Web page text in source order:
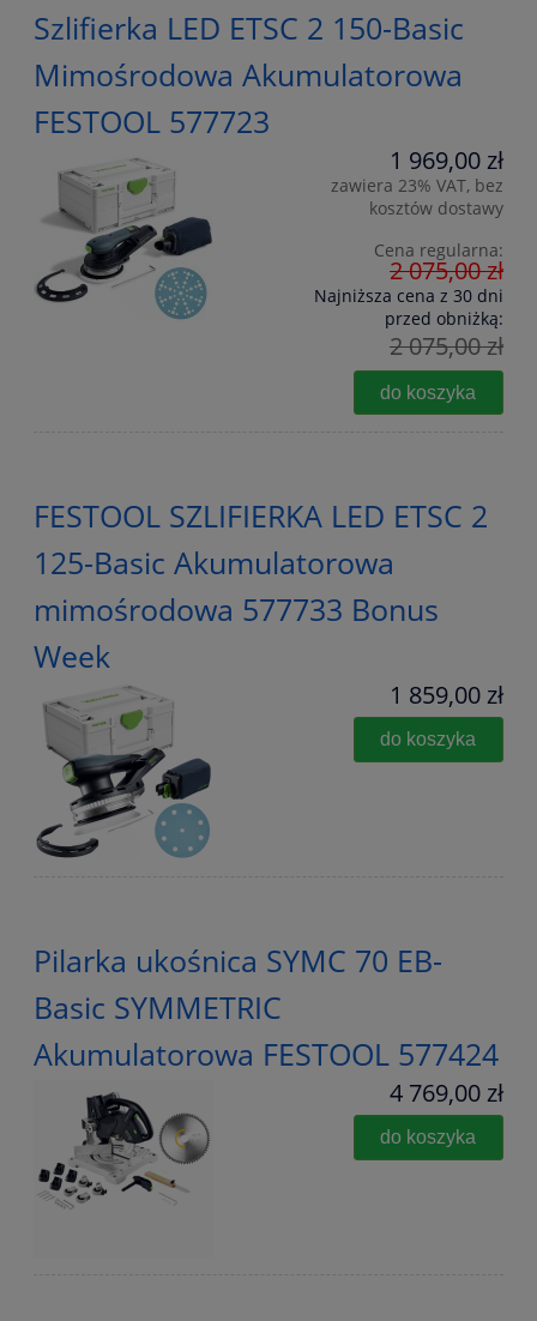
Szlifierka LED ETSC 2 150-Basic
Mimośrodowa Akumulatorowa
FESTOOL 577723
1 969,00 zł
zawiera 23% VAT, bez
kosztów dostawy
Cena regularna:
2 075,00 zł
Najniższa cena z 30 dni
przed obniżką:
2 075,00 zł
do koszyka
FESTOOL SZLIFIERKA LED ETSC 2
125-Basic Akumulatorowa
mimośrodowa 577733 Bonus
Week
1 859,00 zł
do koszyka
Pilarka ukośnica SYMC 70 EB-
Basic SYMMETRIC
Akumulatorowa FESTOOL 577424
4 769,00 zł
do koszyka